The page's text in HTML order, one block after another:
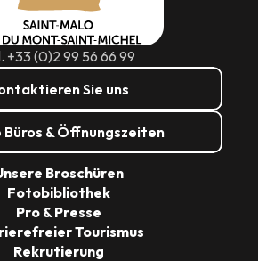
+33 (0)2 99 56 66 99
Sie uns
Büros & Öffnungszeiten
Broschüren
Fotobibliothek
Pro & Presse
Tourismus
Rekrutierung